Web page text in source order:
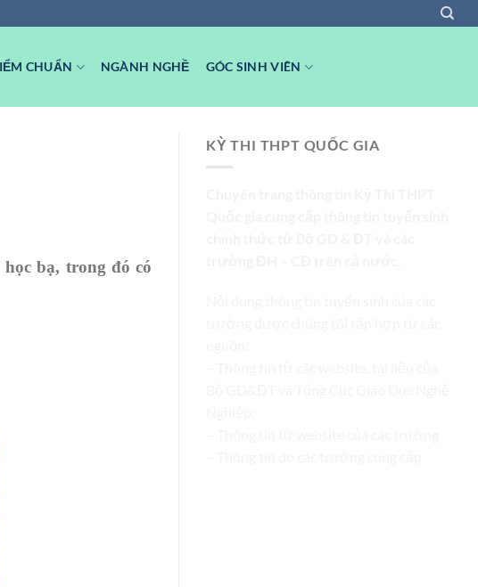
CHUẨN NGÀNH NGHỀ GÓC SINH VIÊN
bạ, trong đó có
KỲ THI THPT QUỐC GIA